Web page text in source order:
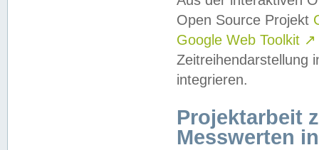
Open Source Projekt
Google Web Toolkit ↗
Zeitreihendarstellung
integrieren.
Projektarbeit
Messwerten